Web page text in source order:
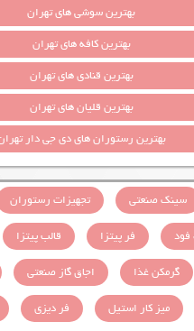
بهترین سوشی های تهران
بهترین کافه های تهران
بهترین قنادی های تهران
بهترین قلیان های تهران
بهترین رستوران های دی جی دار
سینک صنعتی
تجهیزات رستوران
فر پیتزا قالب پیتزا
گرمکن غذا اجاق گاز صنعتی
میز کار استیل فر دیزی